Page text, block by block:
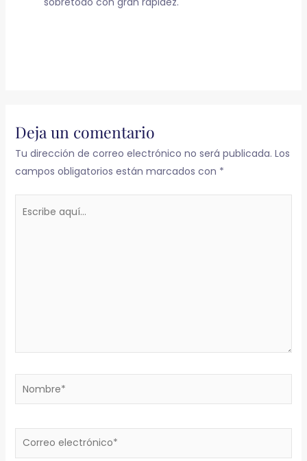
Deja un comentario
Tu dirección de correo electrónico no será publicada. Los
campos obligatorios están marcados con *
Nombre*
Correo